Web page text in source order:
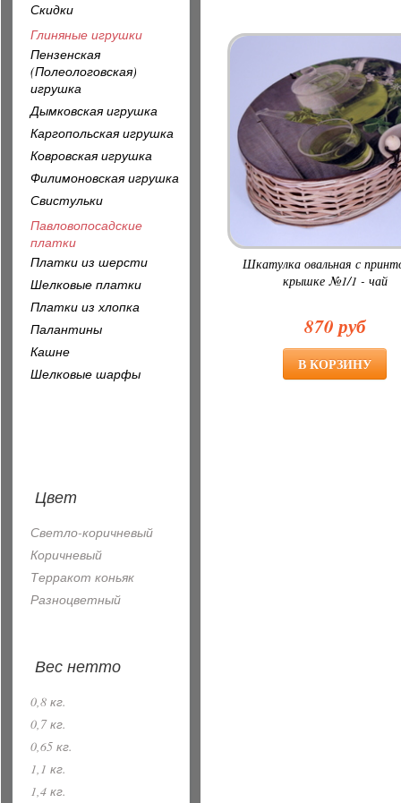
Шкатулка овальная с
крышке №1/1 - чай
870 руб
Скидки
Глиняные игрушки
Пензенская
(Полеологовская)
игрушка
Дымковская игрушка
Каргопольская игрушка
Ковровская игрушка
Филимоновская игрушка
Свистульки
Павловопосадские
платки
Платки из шерсти
Шелковые платки
Платки из хлопка
Палантины
Кашне
Шелковые шарфы
Цвет
Светло-коричневый
Коричневый
Терракот коньяк
Разноцветный
Вес нетто
0,8 кг.
0,7 кг.
0,65 кг.
1,1 кг.
1,4 кг.